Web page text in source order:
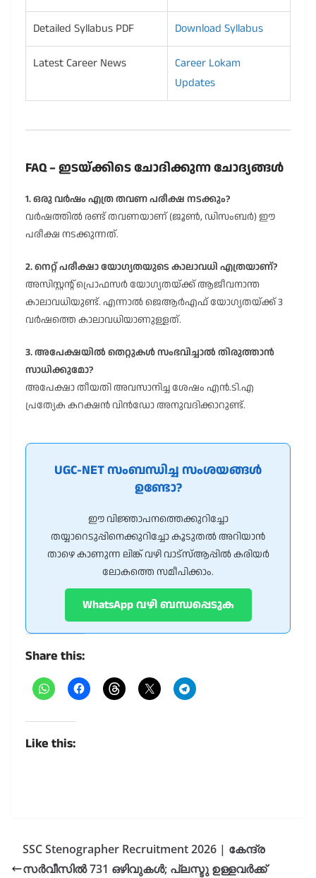
Detailed Syllabus PDF Download Syllabus
Latest Career News
Career Lokam
Updates
FAQ – ഇടയ്ക്കിടെ ചോദിക്കുന്ന ചോദ്യങ്ങൾ
1. ഒരു വർഷം എത്ര തവണ പരീക്ഷ നടക്കും?
വർഷത്തിൽ രണ്ട് തവണയാണ് (ജൂൺ, ഡിസംബർ) ഈ
പരീക്ഷ നടക്കുന്നത്.
2. നെറ്റ് പരീക്ഷാ യോഗ്യതയുടെ കാലാവധി എത്രയാണ്?
അസിസ്റ്റന്റ് പ്രൊഫസർ യോഗ്യതയ്ക്ക് ആജീവനാന്ത
കാലാവധിയുണ്ട്. എന്നാൽ ജെആർഎഫ് യോഗ്യതയ്ക്ക് 3
വർഷത്തെ കാലാവധിയാണുള്ളത്.
3. അപേക്ഷയിൽ തെറ്റുകൾ സംഭവിച്ചാൽ തിരുത്താൻ
സാധിക്കുമോ?
അപേക്ഷാ തീയതി അവസാനിച്ച ശേഷം എൻ.ടി.എ
പ്രത്യേക കറക്ഷൻ വിൻഡോ അനുവദിക്കാറുണ്ട്.
UGC-NET സംബന്ധിച്ച സംശയങ്ങൾ
ഉണ്ടോ?
ഈ വിജ്ഞാപനത്തെക്കുറിച്ചോ
തയ്യാറെടുപ്പിനെക്കുറിച്ചോ കൂടുതൽ അറിയാൻ
താഴെ കാണുന്ന ലിങ്ക് വഴി വാട്സ്ആപ്പിൽ കരിയർ
ലോകത്തെ സമീപിക്കാം.
WhatsApp വഴി ബന്ധപ്പെടുക
Share this:
Like this:
SSC Stenographer Recruitment 2026 | കേന്ദ്ര
സർവീസിൽ 731 ഒഴിവുകൾ; പ്ലസ്ടു ഉള്ളവർക്ക്